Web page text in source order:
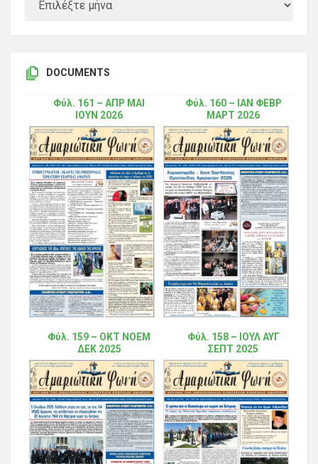
DOCUMENTS
Φύλ. 161 – ΑΠΡ ΜΑΙ
ΙΟΥΝ 2026
Φύλ. 160 – ΙΑΝ ΦΕΒΡ
ΜΑΡΤ 2026
Φύλ. 159 – ΟΚΤ ΝΟΕΜ
ΔΕΚ 2025
Φύλ. 158 – ΙΟΥΛ ΑΥΓ
ΣΕΠΤ 2025